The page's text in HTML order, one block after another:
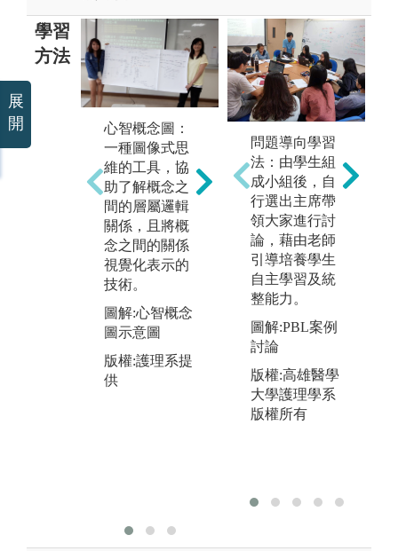
學習
方法
心智概念圖：
一種圖像式思
維的工具，協
助了解概念之
間的層屬邏輯
關係，且將概
念之間的關係
視覺化表示的
技術。
圖解:心智概念
圖示意圖
版權:護理系提
供
導向的翻轉學
習：以學習者
為中心，透過
團隊合作，彼
此的互動互助
及重視正向的
相互依賴，提
供學生主動思
考討論或小組
練習的機會，
達成共同學習
與思維的目
標。
圖解:互動式、
供
問題導向學習
法：由學生組
成小組後，自
行選出主席帶
領大家進行討
論，藉由老師
引導培養學生
自主學習及統
整能力。
圖解:PBL案例
討論
版權:高雄醫學
大學護理學系
版權所有
展
開